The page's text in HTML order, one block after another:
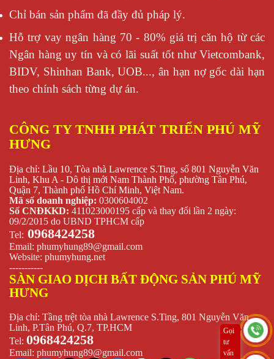
Chỉ bán sản phẩm đã đầy đủ pháp lý.
Hỗ trợ vay ngân hàng 70 - 80% giá trị căn hộ từ các
Ngân hàng uy tín và có lãi suất tốt như Vietcombank,
BIDV, Shinhan Bank, UOB..., ân hạn nợ gốc dài hạn
theo chính sách từng dự án.
CÔNG TY TNHH PHÁT TRIỂN PHÚ MỸ
HƯNG
Địa chỉ: Lầu 10, Tòa nhà Lawrence S.Ting, số 801 Nguyễn Văn
Linh, Khu A - Dô thị mới Nam Thành Phố, phường Tân Phú,
Quận 7, Thành phố Hồ Chí Minh, Việt Nam.
Mã số doanh nghiệp: 0300604002
Số CNĐKKD: 411023000195 cấp và thay đổi lần 2 ngày:
09/2/2015 do UBND TPHCM cấp
Tel: 0968424258
Email: phumyhung89@gmail.com
Website: phumyhung.net
-----------
SÀN GIAO DỊCH BẤT ĐỘNG SẢN PHÚ MỸ
HƯNG
Địa chỉ: Tầng trệt tòa nhà Lawrence S.Ting, 801 Nguyễn Văn
Linh, P.Tân Phú, Q.7, TP.HCM
Tel: 0968424258
Email: phumyhung89@gmail.com
Gọi
tư
vấn